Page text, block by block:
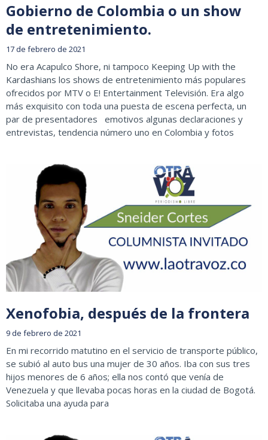
Gobierno de Colombia o un show
de entretenimiento.
17 de febrero de 2021
No era Acapulco Shore, ni tampoco Keeping Up with the
Kardashians los shows de entretenimiento más populares
ofrecidos por MTV o E! Entertainment Televisión. Era algo
más exquisito con toda una puesta de escena perfecta, un
par de presentadores emotivos algunas declaraciones y
entrevistas, tendencia número uno en Colombia y fotos
Xenofobia, después de la frontera
9 de febrero de 2021
En mi recorrido matutino en el servicio de transporte público,
se subió al auto bus una mujer de 30 años. Iba con sus tres
hijos menores de 6 años; ella nos contó que venía de
Venezuela y que llevaba pocas horas en la ciudad de Bogotá.
Solicitaba una ayuda para